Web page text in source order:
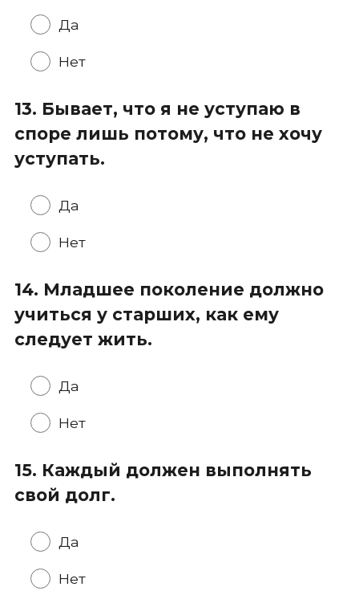
Да
Нет
13. Бывает, что я не уступаю в
споре лишь потому, что не хочу
уступать.
Да
Нет
14. Младшее поколение должно
учиться у старших, как ему
следует жить.
Да
Нет
15. Каждый должен выполнять
свой долг.
Да
Нет